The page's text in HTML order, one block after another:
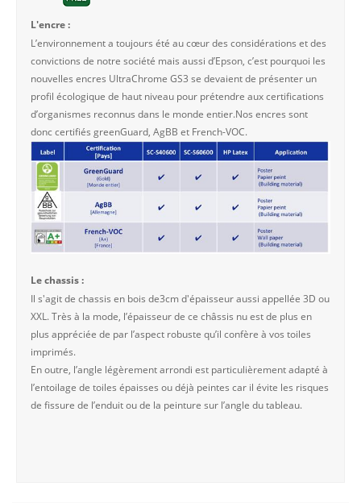
L'encre :
L’environnement a toujours été au cœur des considérations et des
convictions de notre société mais aussi d’Epson, c’est pourquoi les
nouvelles encres UltraChrome GS3 se devaient de présenter un
profil écologique de haut niveau pour prétendre aux certifications
d’organismes reconnus dans le monde entier.Nos encres sont
donc certifiés greenGuard, AgBB et French-VOC.
Le chassis :
Il s'agit de chassis en bois de3cm d'épaisseur aussi appellée 3D ou
XXL. Très à la mode, l’épaisseur de ce châssis nu est de plus en
plus appréciée de par l’aspect robuste qu’il confère à vos toiles
imprimés.
En outre, l’angle légèrement arrondi est particulièrement adapté à
l’entoilage de toiles épaisses ou déjà peintes car il évite les risques
de fissure de l’enduit ou de la peinture sur l’angle du tableau.